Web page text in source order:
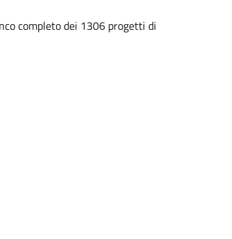
completo dei 1306 progetti di